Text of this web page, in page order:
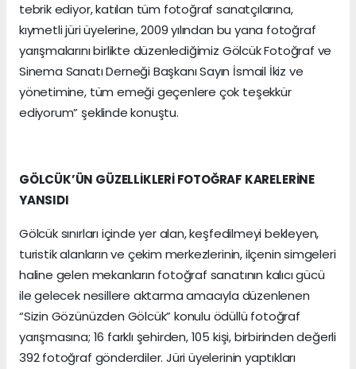
tebrik ediyor, katılan tüm fotoğraf sanatçılarına,
kıymetli jüri üyelerine, 2009 yılından bu yana fotoğraf
yarışmalarını birlikte düzenlediğimiz Gölcük Fotoğraf ve
Sinema Sanatı Derneği Başkanı Sayın İsmail İkiz ve
yönetimine, tüm emeği geçenlere çok teşekkür
ediyorum” şeklinde konuştu.
GÖLCÜK’ÜN GÜZELLİKLERİ FOTOĞRAF KARELERİNE
YANSIDI
Gölcük sınırları içinde yer alan, keşfedilmeyi bekleyen,
turistik alanların ve çekim merkezlerinin, ilçenin simgeleri
haline gelen mekanların fotoğraf sanatının kalıcı gücü
ile gelecek nesillere aktarma amacıyla düzenlenen
“Sizin Gözünüzden Gölcük” konulu ödüllü fotoğraf
yarışmasına; 16 farklı şehirden, 105 kişi, birbirinden değerli
392 fotoğraf gönderdiler. Jüri üyelerinin yaptıkları